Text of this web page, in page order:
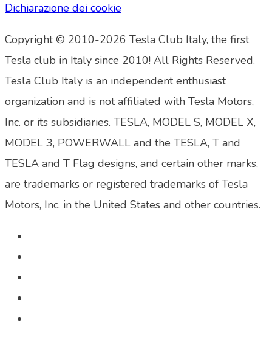
Dichiarazione dei cookie
Copyright © 2010-2026 Tesla Club Italy, the first
Tesla club in Italy since 2010! All Rights Reserved.
Tesla Club Italy is an independent enthusiast
organization and is not affiliated with Tesla Motors,
Inc. or its subsidiaries. TESLA, MODEL S, MODEL X,
MODEL 3, POWERWALL and the TESLA, T and
TESLA and T Flag designs, and certain other marks,
are trademarks or registered trademarks of Tesla
Motors, Inc. in the United States and other countries.